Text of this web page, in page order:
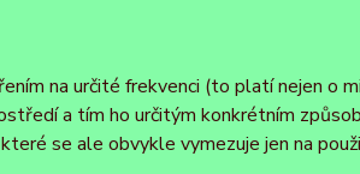
na určité frekvenci (to platí nejen o
a tím ho určitým konkrétním
se ale obvykle vymezuje jen na